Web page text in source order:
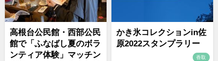
高根台公民館・西部公民
館で「ふなばし夏のボラ
ンティア体験」マッチン
かき氷コレクションin佐
原2022スタンプラリー
香取